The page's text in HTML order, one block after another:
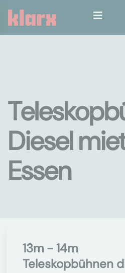
Diesel
Essen
13m - 14m
Teleskopbühnen